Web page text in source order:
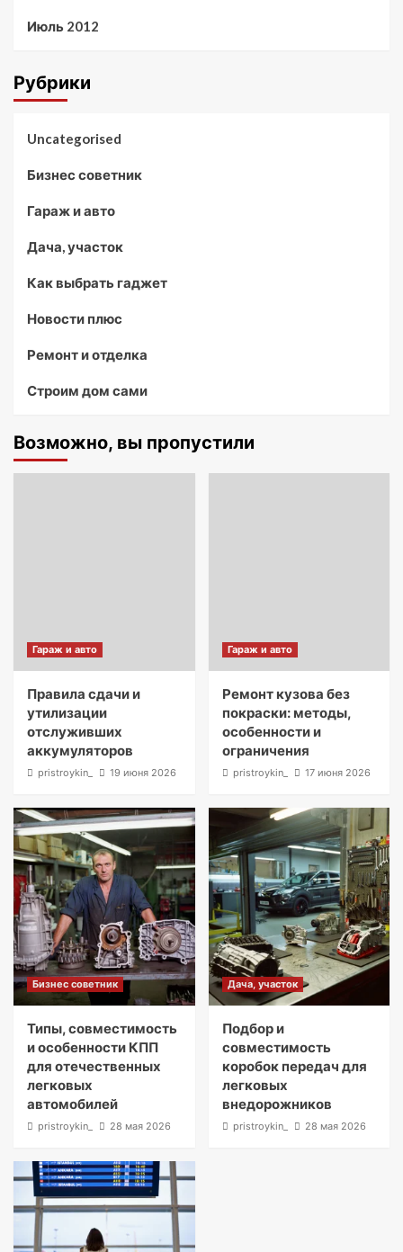
Июль 2012
Рубрики
Uncategorised
Бизнес советник
Гараж и авто
Дача, участок
Как выбрать гаджет
Новости плюс
Ремонт и отделка
Строим дом сами
Возможно, вы пропустили
Гараж и авто
Правила сдачи и
утилизации
отслуживших
аккумуляторов
pristroykin_ 19 июня 2026
Гараж и авто
Ремонт кузова без
покраски: методы,
особенности и
ограничения
pristroykin_ 17 июня 2026
Бизнес советник
Типы, совместимость
и особенности КПП
для отечественных
легковых
автомобилей
pristroykin_ 28 мая 2026
Дача, участок
Подбор и
совместимость
коробок передач для
легковых
внедорожников
pristroykin_ 28 мая 2026